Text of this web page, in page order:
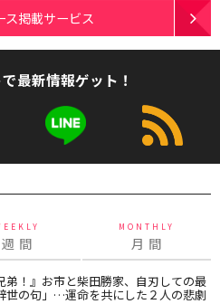
ス掲載サービス
最新情報ゲット！
週 間
MONTHLY
月 間
弟！』お市と柴田勝家、自刃しての最
世の句」…運命を共にした２人の悲劇